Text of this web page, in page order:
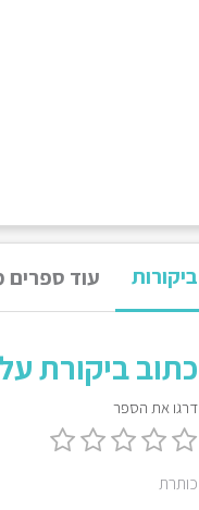
ביקורות עוד ספרים
כתוב ביקורת
דרגו את הספר
כותרת